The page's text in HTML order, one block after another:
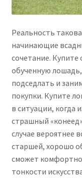
Реальность
начинающие
сочетание.
обученную
подседлать и
покупки. Купите
в ситуации, когда
страшный
случае вероятнее
старшей, хорошо
сможет
тонкости